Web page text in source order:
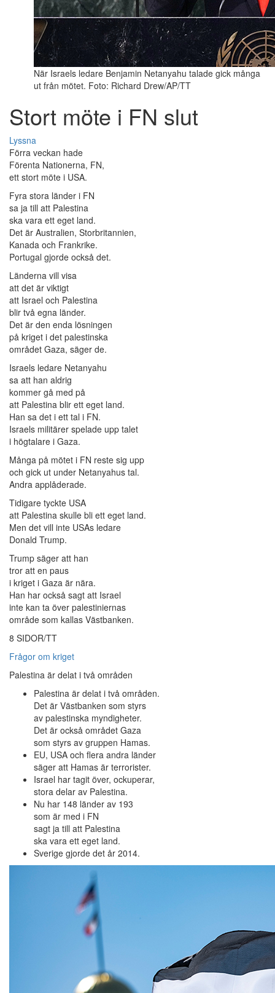
När Israels ledare Benjamin Netanyahu talade gick många
ut från mötet. Foto: Richard Drew/AP/TT
Stort möte i FN slut
Lyssna
Förra veckan hade
Förenta Nationerna, FN,
ett stort möte i USA.
Fyra stora länder i FN
sa ja till att Palestina
ska vara ett eget land.
Det är Australien, Storbritannien,
Kanada och Frankrike.
Portugal gjorde också det.
Länderna vill visa
att det är viktigt
att Israel och Palestina
blir två egna länder.
Det är den enda lösningen
på kriget i det palestinska
området Gaza, säger de.
Israels ledare Netanyahu
sa att han aldrig
kommer gå med på
att Palestina blir ett eget land.
Han sa det i ett tal i FN.
Israels militärer spelade upp talet
i högtalare i Gaza.
Många på mötet i FN reste sig upp
och gick ut under Netanyahus tal.
Andra applåderade.
Tidigare tyckte USA
att Palestina skulle bli ett eget land.
Men det vill inte USAs ledare
Donald Trump.
Trump säger att han
tror att en paus
i kriget i Gaza är nära.
Han har också sagt att Israel
inte kan ta över palestiniernas
område som kallas Västbanken.
8 SIDOR/TT
Frågor om kriget
Palestina är delat i två områden
Palestina är delat i två områden.
Det är Västbanken som styrs
av palestinska myndigheter.
Det är också området Gaza
som styrs av gruppen Hamas.
EU, USA och flera andra länder
säger att Hamas är terrorister.
Israel har tagit över, ockuperar,
stora delar av Palestina.
Nu har 148 länder av 193
som är med i FN
sagt ja till att Palestina
ska vara ett eget land.
Sverige gjorde det år 2014.